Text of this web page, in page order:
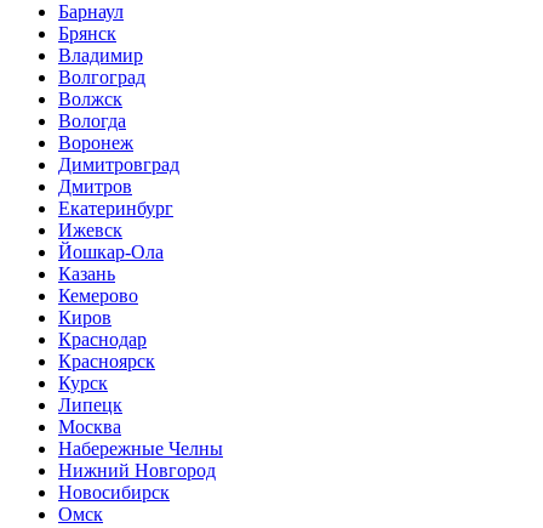
Барнаул
Брянск
Владимир
Волгоград
Волжск
Вологда
Воронеж
Димитровград
Дмитров
Екатеринбург
Ижевск
Йошкар-Ола
Казань
Кемерово
Киров
Краснодар
Красноярск
Курск
Липецк
Москва
Набережные Челны
Нижний Новгород
Новосибирск
Омск